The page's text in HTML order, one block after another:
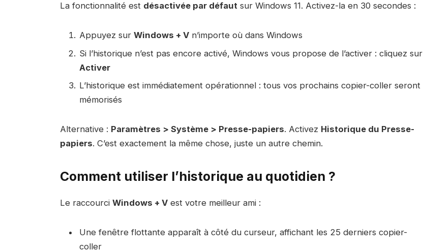
La fonctionnalité est désactivée par défautsur Windows 11. Activez-la en 30 secondes :
Appuyez sur Windows + Vn’importe où dans Windows
Si l’historique n’est pas encore activé, Windows vous propose de l’activer : cliquez sur
Activer
L’historique est immédiatement opérationnel : tous vos prochains copier-coller seront
mémorisés
Alternative : Paramètres > Système > Presse-papiers. Activez Historique du Presse-
papiers. C’est exactement la même chose, juste un autre chemin.
Comment utiliser l’historique au quotidien ?
Le raccourci Windows + Vest votre meilleur ami :
Une fenêtre flottante apparaît à côté du curseur, affichant les 25 derniers copier-
coller